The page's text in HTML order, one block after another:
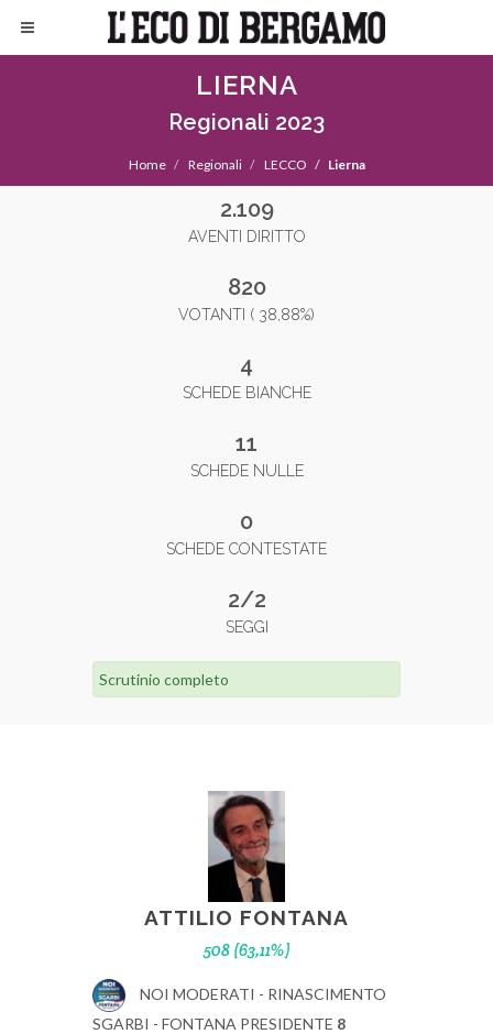
LIERNA
Regionali 2023
Home Regionali LECCO Lierna
2.109
AVENTI DIRITTO
820
VOTANTI ( 38,88%)
4
SCHEDE BIANCHE
11
SCHEDE NULLE
0
SCHEDE CONTESTATE
2/2
SEGGI
Scrutinio completo
ATTILIO FONTANA
508 (63,11%)
NOI MODERATI - RINASCIMENTO
SGARBI - FONTANA PRESIDENTE 8